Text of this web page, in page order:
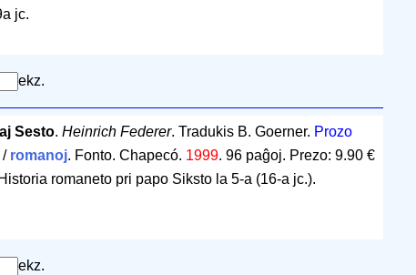
jc.
ekz.
Sesto.Heinrich Federer. Tradukis B. Goerner. Prozo
/ romanoj. Fonto. Chapecó. 1999.96 paĝoj. Prezo: 9.90 €
Historia romaneto pri papo Siksto la 5-a (16-a jc.).
ekz.